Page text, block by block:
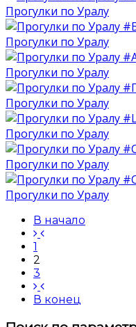
Прогулки по Уралу
Прогулки по Уралу
Прогулки по Уралу
Прогулки по Уралу
Прогулки по Уралу
Прогулки по Уралу
Прогулки по Уралу
В начало
1
2
3
В конец